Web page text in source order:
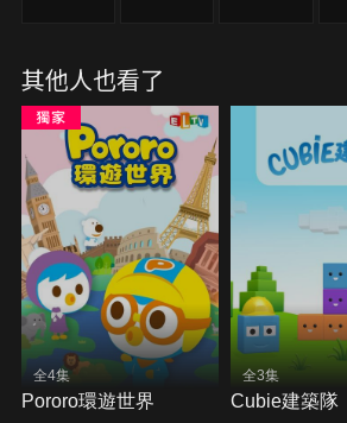
其他人也看了
全4集
Pororo環遊世界
全3集
Cubie建築隊